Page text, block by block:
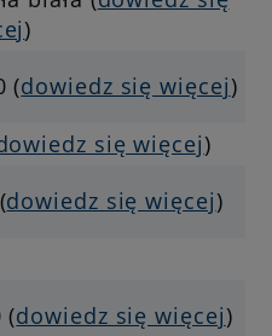
)
(dowiedz się więcej)
się więcej)
dowiedz się więcej)
(dowiedz się więcej)